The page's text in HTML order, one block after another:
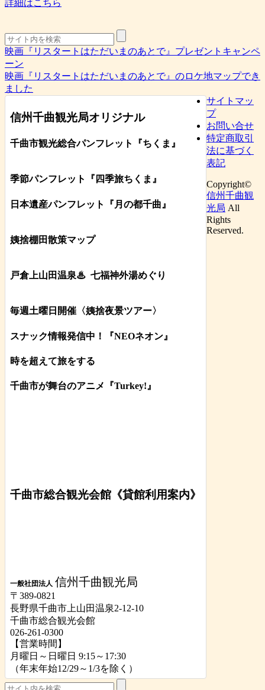
詳細はこちら
映画『リスタートはただいまのあとで』プレゼントキャンペ
ーン
映画『リスタートはただいまのあとで』のロケ地マップでき
ました
信州千曲観光局オリジナル
千曲市観光総合パンフレット 『ちくま 』
季節パンフレット『四季旅ちくま』
日本遺産パンフレット 『月の都千曲 』
姨捨棚田散策マップ
戸倉上山田温泉♨ 七福神外湯めぐり
毎週土曜日開催〈姨捨夜景ツアー〉
スナック情報発信中！『NEOネオン』
時を超えて旅をする
千曲市が舞台のアニメ『Turkey!』
千曲市総合観光会館《貸館利用案内》
一般社団法人 信州千曲観光局
〒389-0821
長野県千曲市上山田温泉2-12-10
千曲市総合観光会館
026-261-0300
【営業時間】
月曜日～日曜日 9:15～17:30
（年末年始12/29～1/3を除く）
サイトマッ
プ
お問い合せ
特定商取引
法に基づく
表記
Copyright©
信州千曲観
光局 All
Rights
Reserved.